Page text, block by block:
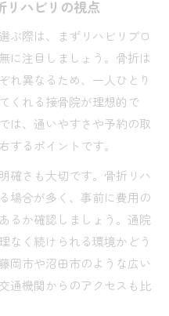
ハビリ開始までの手順
での具体的な流れ
と接骨院の役割
柔軟な相談ポイント
療の実体験解説
院の探し方
骨院を見つけるコツ
探す接骨院の比較法
接骨院の選定ポイント
たい患者の声と体験談
選ぶための注意点
リハビリの視点
ぶ際は、まずリハビリプロ
に注目しましょう。骨折は
れ異なるため、一人ひとり
くれる接骨院が理想的で
は、通いやすさや予約の取
するポイントです。
確さも大切です。骨折リハ
場合が多く、事前に費用の
るか確認しましょう。通院
なく続けられる環境かどう
岡市や沼田市のような広い
通機関からのアクセスも比